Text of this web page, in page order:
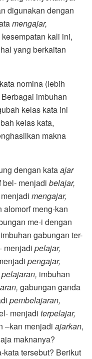
digunakan dengan
mengajar,
kesempatan kali ini,
yang berkaitan
nomina (lebih
imbuhan
kelas kata ini
kelas kata,
makna
dengan kataajar
bel- menjadi belajar,
mengajar,
alomorf meng-kan
me-i dengan
imbuhan gabungan ter-
menjadi pelajar,
pengajar,
pelajaran, imbuhan
gabungan ganda
pembelajaran,
menjadi terpelajar,
–kan menjadi ajarkan,
maknanya?
kata tersebut? Berikut